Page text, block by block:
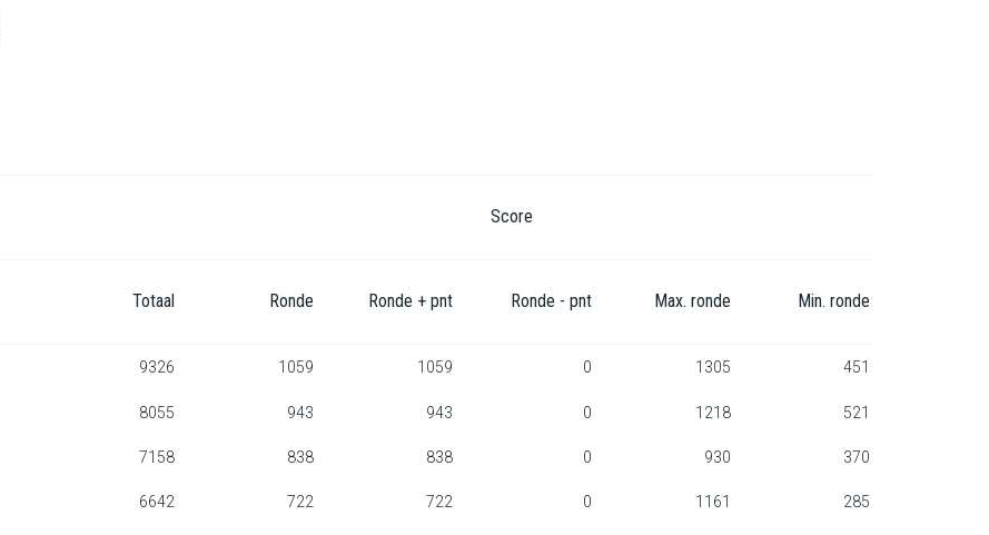
Score
Totaal Ronde Ronde + pnt Ronde - pnt Max. ronde Min. ronde
9326 1059 1059 0 1305 451
8055 943 943 0 1218 521
7158 838 838 0 930 370
6642 722 722 0 1161 285